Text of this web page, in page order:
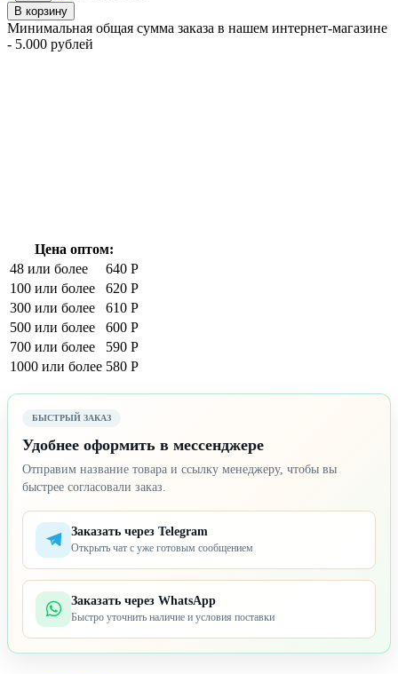
В корзину
Минимальная общая сумма заказа в нашем интернет-магазине
- 5.000 рублей
Цена оптом:
48 или более
640 Р
100 или более
620 Р
300 или более
610 Р
500 или более
600 Р
700 или более
590 Р
1000 или более 580 Р
БЫСТРЫЙ ЗАКАЗ
Удобнее оформить в мессенджере
Отправим название товара и ссылку менеджеру, чтобы вы
быстрее согласовали заказ.
Заказать через Telegram
Открыть чат с уже готовым сообщением
Заказать через WhatsApp
Быстро уточнить наличие и условия поставки